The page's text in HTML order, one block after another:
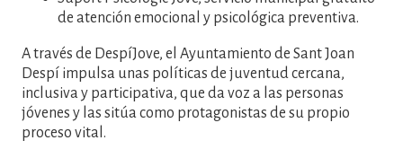
de atención emocional y psicológica preventiva.
A través de DespíJove, el Ayuntamiento de Sant Joan
Despí impulsa unas políticas de juventud cercana,
inclusiva y participativa, que da voz a las personas
jóvenes y las sitúa como protagonistas de su propio
proceso vital.